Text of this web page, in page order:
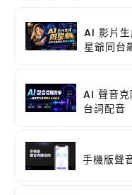
AI 影片
星爺同台
AI 聲音克
台詞配音
手機版聲